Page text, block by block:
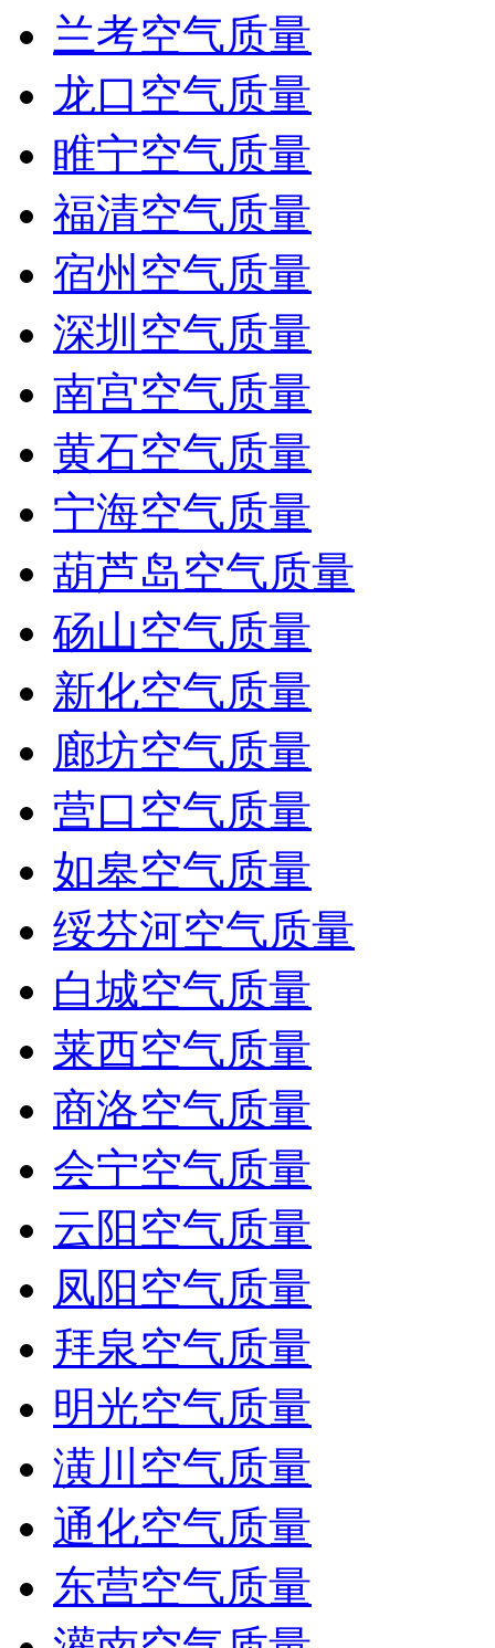
兰考空气质量
龙口空气质量
睢宁空气质量
福清空气质量
宿州空气质量
深圳空气质量
南宫空气质量
黄石空气质量
宁海空气质量
葫芦岛空气质量
砀山空气质量
新化空气质量
廊坊空气质量
营口空气质量
如皋空气质量
绥芬河空气质量
白城空气质量
莱西空气质量
商洛空气质量
会宁空气质量
云阳空气质量
凤阳空气质量
拜泉空气质量
明光空气质量
潢川空气质量
通化空气质量
东营空气质量